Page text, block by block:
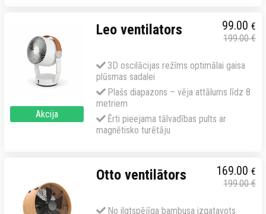
Akcija
99.00€
199.00€
Leo ventilators
3D oscilācijas režīms optimālai gaisa
plūsmas sadalei
Plašs diapazons – vēja attālums līdz 8
metriem
Ērti pieejama tālvadības pults ar
magnētisko turētāju
169.00€
199.00€
Otto ventilātors
No ilgtspējīga bambusa izgatavots